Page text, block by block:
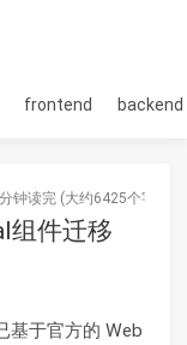
frontend backend
钟读完 (大约6425个字)
组件迁移
基于官方的 Web